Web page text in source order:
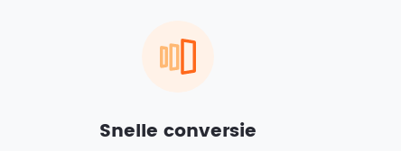
Snelle conversie